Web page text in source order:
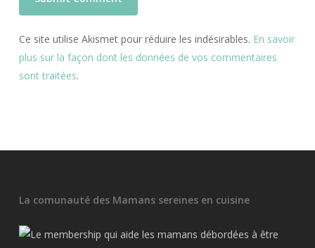
Ce site utilise Akismet pour réduire les indésirables. En savoir
plus sur la façon dont les données de vos commentaires
sont traitées.
La comunauté des Mamans sereines en cuisine